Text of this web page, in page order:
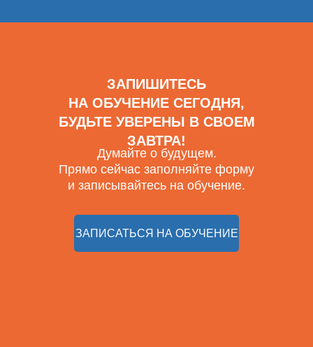
ЗАПИШИТЕСЬ
НА ОБУЧЕНИЕ СЕГОДНЯ,
БУДЬТЕ УВЕРЕНЫ В СВОЕМ
ЗАВТРА!
ЗАПИСАТЬСЯ НА ОБУЧЕНИЕ
Думайте о будущем.
Прямо сейчас заполняйте форму
и записывайтесь на обучение.